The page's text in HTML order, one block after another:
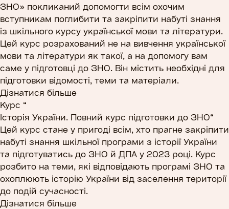
ЗНО» покликаний допомогти всім охочим
вступникам поглибити та закріпити набуті знання
із шкільного курсу української мови та літератури.
Цей курс розрахований не на вивчення української
мови та літератури як такої, а на допомогу вам
саме у підготовці до ЗНО. Він містить необхідні для
підготовки відомості, теми та матеріали.
Дізнатися більше
Курс “
Історія України. Повний курс підготовки до ЗНО“
Цей курс стане у пригоді всім, хто прагне закріпити
набуті знання шкільної програми з історії України
та підготуватись до ЗНО й ДПА у 2023 році. Курс
розбито на теми, які відповідають програмі ЗНО та
охоплюють історію України від заселення території
до подій сучасності.
Дізнатися більше